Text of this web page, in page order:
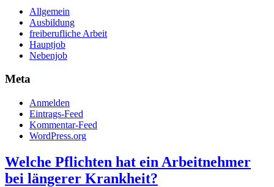
Allgemein
Ausbildung
freiberufliche Arbeit
Hauptjob
Nebenjob
Meta
Anmelden
Eintrags-Feed
Kommentar-Feed
WordPress.org
Welche Pflichten hat ein Arbeitnehmer
bei längerer Krankheit?